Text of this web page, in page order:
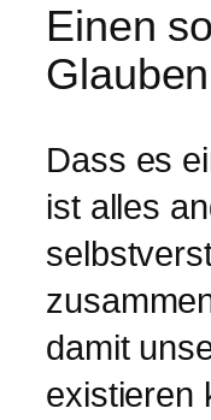
Einen
Dass es
ist alles
damit
existieren